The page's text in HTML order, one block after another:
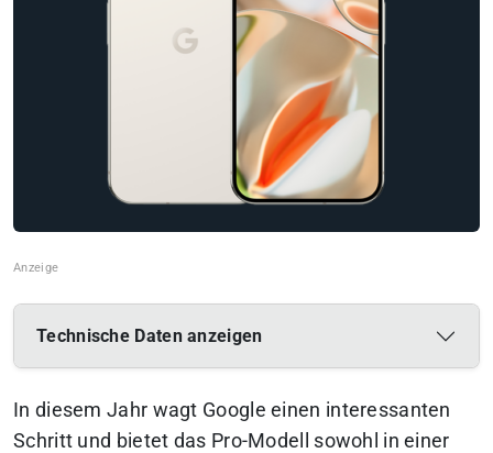
Technische Daten anzeigen
In diesem Jahr wagt Google einen interessanten
Schritt und bietet das Pro-Modell sowohl in einer